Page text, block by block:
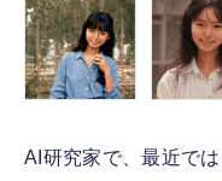
AI研究家で、最近で